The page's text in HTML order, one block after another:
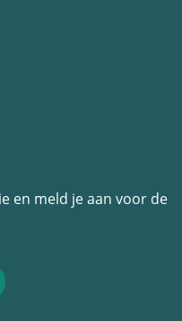
en meld je aan voor de